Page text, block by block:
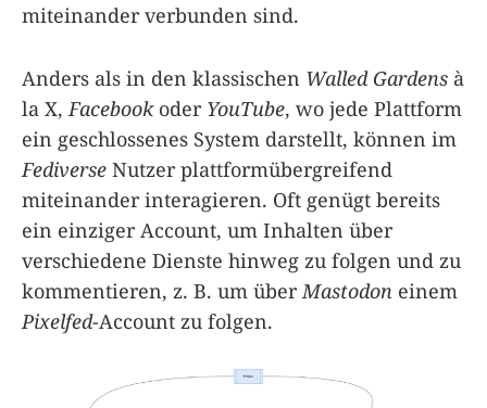
miteinander verbunden sind.
Anders als in den klassischen Walled Gardens à
la X, Facebookoder YouTube, wo jede Plattform
ein geschlossenes System darstellt, können im
Fediverse Nutzer plattformübergreifend
miteinander interagieren. Oft genügt bereits
ein einziger Account, um Inhalten über
verschiedene Dienste hinweg zu folgen und zu
kommentieren, z. B. um über Mastodon einem
Pixelfed-Account zu folgen.